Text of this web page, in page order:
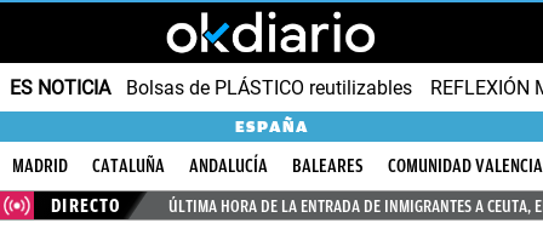
ES NOTICIA Bolsas de PLÁSTICO reutilizables REFLEXIÓN
ESPAÑA
MADRID CATALUÑA ANDALUCÍA BALEARES
COMUNIDAD
DIRECTO
ÚLTIMA HORA DE LA ENTRADA DE INMIGRANTES A CEUTA,